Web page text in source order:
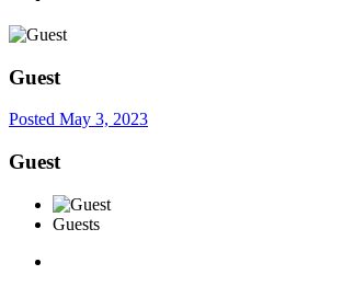
Guest
Posted May 3, 2023
Guest
Guests